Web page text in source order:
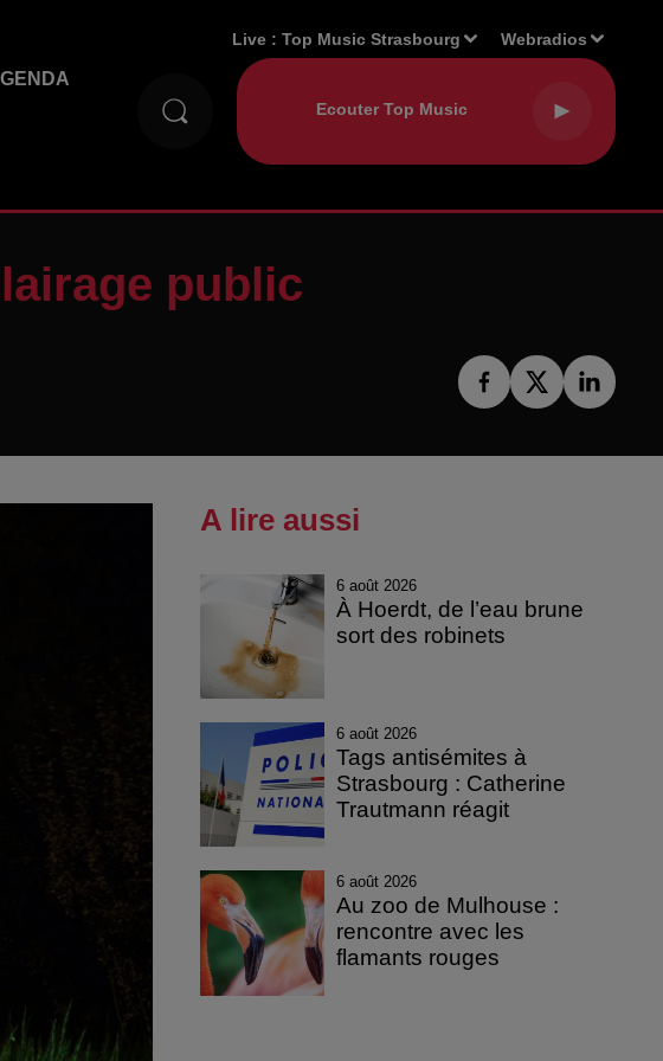
Live :Top Music Strasbourg Webradios
public
A lire aussi
6 août 2026
À Hoerdt, de l’eau brune
sort des robinets
6 août 2026
Tags antisémites à
Strasbourg : Catherine
Trautmann réagit
6 août 2026
Au zoo de Mulhouse :
rencontre avec les
flamants rouges